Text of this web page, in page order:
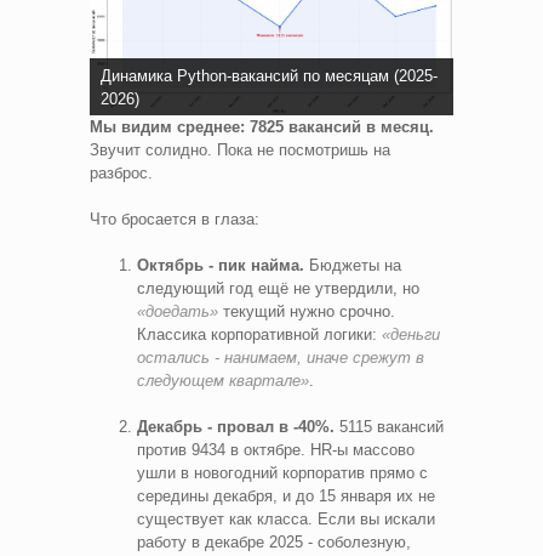
Динамика Python-вакансий по месяцам (2025-
2026)
Мы видим среднее: 7825 вакансий в месяц.
Звучит солидно. Пока не посмотришь на
разброс.
Что бросается в глаза:
Октябрь - пик найма. Бюджеты на
следующий год ещё не утвердили, но
«доедать» текущий нужно срочно.
Классика корпоративной логики: «деньги
остались - нанимаем, иначе срежут в
следующем квартале»
Декабрь - провал в -40%. 5115 вакансий
против 9434 в октябре. HR-ы массово
ушли в новогодний корпоратив прямо с
середины декабря, и до 15 января их не
существует как класса. Если вы искали
работу в декабре 2025 - соболезную,